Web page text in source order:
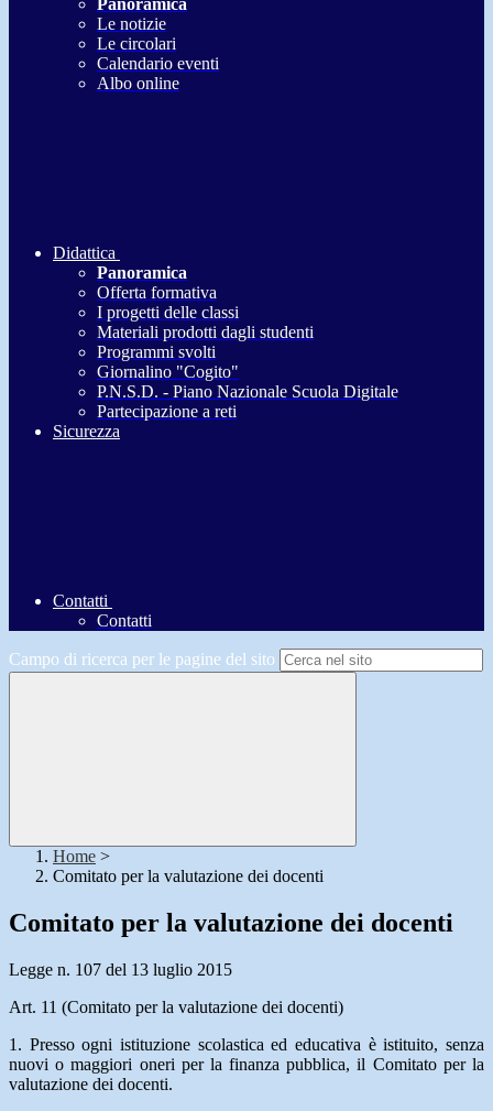
Panoramica
Le notizie
Le circolari
Calendario eventi
Albo online
Didattica
Panoramica
Offerta formativa
I progetti delle classi
Materiali prodotti dagli studenti
Programmi svolti
Giornalino "Cogito"
P.N.S.D. - Piano Nazionale Scuola Digitale
Partecipazione a reti
Sicurezza
Contatti
Contatti
Campo di ricerca per le pagine del sito
Home >
Comitato per la valutazione dei docenti
Comitato per la valutazione dei docenti
Legge n. 107 del 13 luglio 2015
Art. 11 (Comitato per la valutazione dei docenti)
1. Presso ogni istituzione scolastica ed educativa è istituito, senza
nuovi o maggiori oneri per la finanza pubblica, il Comitato per la
valutazione dei docenti.